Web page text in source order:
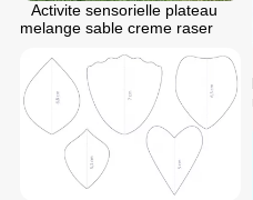
Activite sensorielle plateau
melange sable creme raser